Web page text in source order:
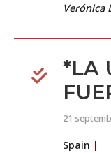
Verónica
*LA
21
Spain |